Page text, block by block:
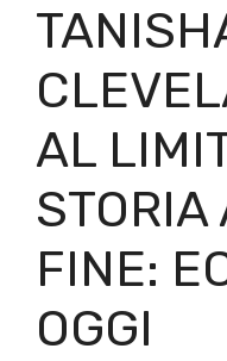
AL
STORIA
FINE:
OGGI